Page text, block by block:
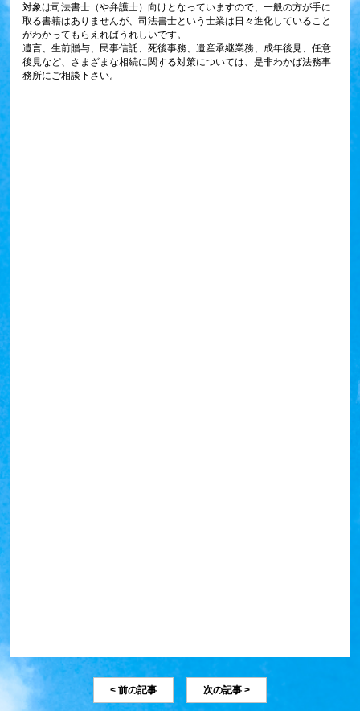
対象は司法書士（や弁護士）向けとなっていますので、一般の方が手に
取る書籍はありませんが、司法書士という士業は日々進化していること
がわかってもらえればうれしいです。
遺言、生前贈与、民事信託、死後事務、遺産承継業務、成年後見、任意
後見など、さまざまな相続に関する対策については、是非わかば法務事
務所にご相談下さい。
< 前の記事 次の記事 >